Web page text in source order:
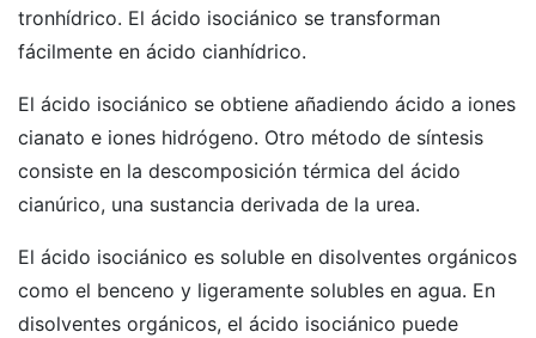
tronhídrico. El ácido isociánico se transforman
fácilmente en ácido cianhídrico.
El ácido isociánico se obtiene añadiendo ácido a iones
cianato e iones hidrógeno. Otro método de síntesis
consiste en la descomposición térmica del ácido
cianúrico, una sustancia derivada de la urea.
El ácido isociánico es soluble en disolventes orgánicos
como el benceno y ligeramente solubles en agua. En
disolventes orgánicos, el ácido isociánico puede